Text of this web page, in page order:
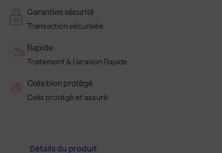
Garanties sécurité
Transaction sécurisée
Rapide
Traitement & Livraison Rapide
Colis bien protégé
Colis protégé et assuré
Détails du produit